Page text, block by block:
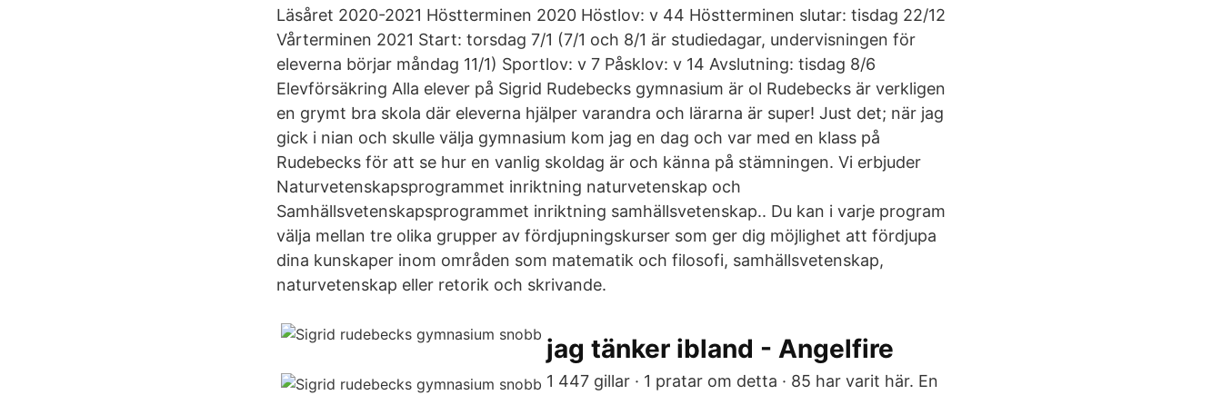
Läsåret 2020-2021 Höstterminen 2020 Höstlov: v 44 Höstterminen slutar: tisdag 22/12
Vårterminen 2021 Start: torsdag 7/1 (7/1 och 8/1 är studiedagar, undervisningen för
eleverna börjar måndag 11/1) Sportlov: v 7 Påsklov: v 14 Avslutning: tisdag 8/6
Elevförsäkring Alla elever på Sigrid Rudebecks gymnasium är ol Rudebecks är verkligen
en grymt bra skola där eleverna hjälper varandra och lärarna är super! Just det; när jag
gick i nian och skulle välja gymnasium kom jag en dag och var med en klass på
Rudebecks för att se hur en vanlig skoldag är och känna på stämningen. Vi erbjuder
Naturvetenskapsprogrammet inriktning naturvetenskap och
Samhällsvetenskapsprogrammet inriktning samhällsvetenskap.. Du kan i varje program
välja mellan tre olika grupper av fördjupningskurser som ger dig möjlighet att fördjupa
dina kunskaper inom områden som matematik och filosofi, samhällsvetenskap,
naturvetenskap eller retorik och skrivande.
jag tänker ibland - Angelfire
1 447 gillar · 1 pratar om detta · 85 har varit här. En